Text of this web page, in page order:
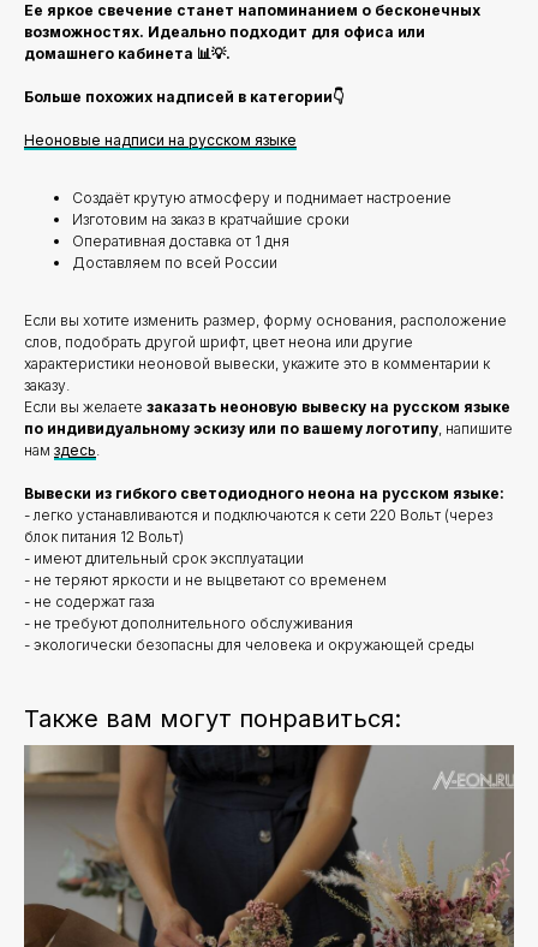
Ее яркое свечение станет напоминанием о бесконечных
возможностях. Идеально подходит для офиса или
домашнего кабинета 📊💡.
Больше похожих надписей в категории👇
Неоновые надписи на русском языке
Создаёт крутую атмосферу и поднимает настроение
Изготовим на заказ в кратчайшие сроки
Оперативная доставка от 1 дня
Доставляем по всей России
Если вы хотите изменить размер, форму основания, расположение
слов, подобрать другой шрифт, цвет неона или другие
характеристики неоновой вывески, укажите это в комментарии к
заказу.
Если вы желаете заказать неоновую вывеску на русском языке
по индивидуальному эскизу или по вашему логотипу, напишите
нам здесь.
Вывески из гибкого светодиодного неона на русском языке:
- легко устанавливаются и подключаются к сети 220 Вольт (через
блок питания 12 Вольт)
- имеют длительный срок эксплуатации
- не теряют яркости и не выцветают со временем
- не содержат газа
- не требуют дополнительного обслуживания
- экологически безопасны для человека и окружающей среды
Также вам могут понравиться: